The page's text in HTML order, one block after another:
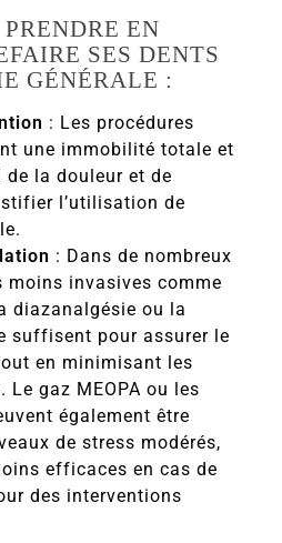
EN
SES DENTS
GÉNÉRALE :
: Les procédures
une immobilité totale et
la douleur et de
l’utilisation de
: Dans de nombreux
moins invasives comme
diazanalgésie ou la
suffisent pour assurer le
en minimisant les
gaz MEOPA ou les
également être
de stress modérés,
efficaces en cas de
des interventions